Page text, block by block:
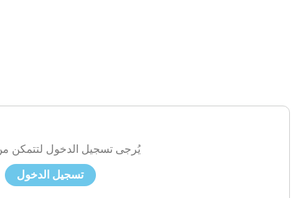
يُرجى تسجيل الدخول لتتمكن
تسجيل الدخول